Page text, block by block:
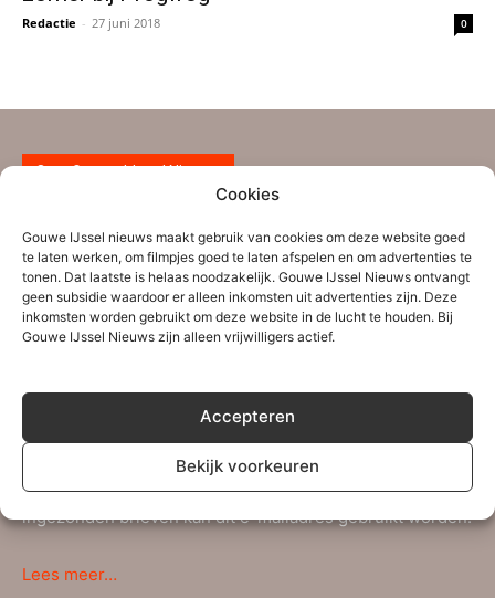
Cookies
Gouwe IJssel nieuws maakt gebruik van cookies om deze website goed
te laten werken, om filmpjes goed te laten afspelen en om advertenties te
tonen. Dat laatste is helaas noodzakelijk. Gouwe IJssel Nieuws ontvangt
geen subsidie waardoor er alleen inkomsten uit advertenties zijn. Deze
inkomsten worden gebruikt om deze website in de lucht te houden. Bij
Gouwe IJssel Nieuws zijn alleen vrijwilligers actief.
Accepteren
Bekijk voorkeuren
Redactie - 27 juni 2018 0
Over Gouwe IJssel Nieuws
Gouwe IJssel Nieuws is een initiatief van een aantal
ervaren nieuwsmakers uit de regio Zuidplas-
Waddinxveen aangevuld met nieuwe vrijwilligers. Ze
worden bijgestaan door verschillende tipgevers. Gouwe
IJssel Nieuws brengt informatie die voor de inwoners uit
Persberichten, (sport)verslagen en andere
mededelingen kunnen verstuurd worden naar ons
redactie-adresinfo@gouweijsselnieuws.nl. Ook voor
ingezonden brieven kan dit e-mailadres gebruikt worden.
Lees meer…